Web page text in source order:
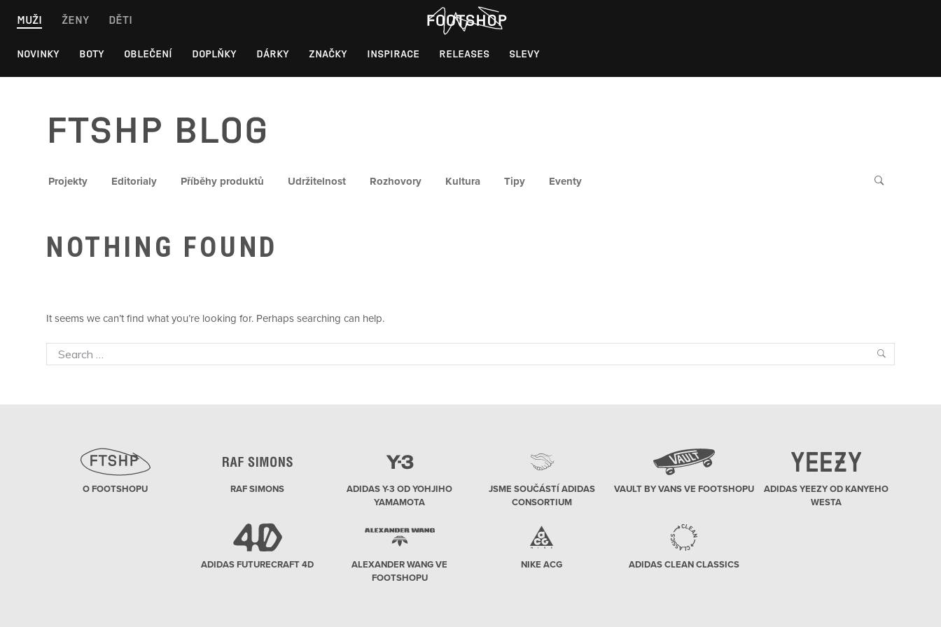
MUŽI ŽENY DĚTI
NOVINKY BOTY OBLEČENÍ DOPLŇKY DÁRKY ZNAČKY INSPIRACE RELEASES SLEVY
FTSHP blog
Projekty Editorialy Příběhy produktů Udržitelnost Rozhovory Kultura Tipy Eventy
NOTHING FOUND
It seems we can’t find what you’re looking for. Perhaps searching can help.
Search
for:
O FOOTSHOPU RAF SIMONS
ADIDAS Y-3 OD YOHJIHO
YAMAMOTA
JSME SOUČÁSTÍ ADIDAS
CONSORTIUM
VAULT BY VANS VE FOOTSHOPU
ADIDAS YEEZY OD KANYEHO
WESTA
ADIDAS FUTURECRAFT 4D
ALEXANDER WANG VE
FOOTSHOPU
NIKE ACG ADIDAS CLEAN CLASSICS